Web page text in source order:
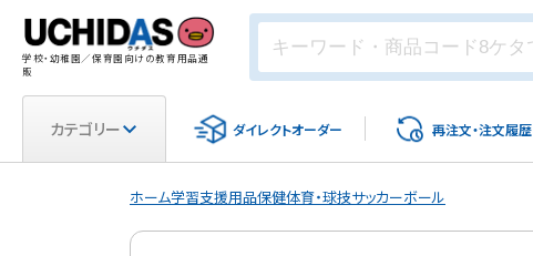
学校・幼稚園／保育園向けの教育用品通
販
カテゴリー ダイレクトオーダー 再注文・注文履歴
ホーム学習支援用品保健体育・球技サッカーボール